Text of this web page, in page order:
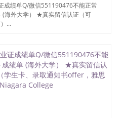
的科系如计算机科学，电
术设计，和航空学等，深
学部和研究所的商学课程
账转制作点做电子图；
认； 5、电子图确认好转成
拍照或者视频确认再付余
顺丰，国外DHL）。 三、
1、教育部学历学位认证，
成绩单Q/微信551190476不能正常
海外大学） ★真实留信认证（可
...